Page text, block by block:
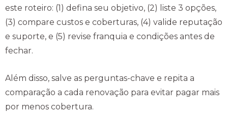
este roteiro: (1) defina seu objetivo, (2) liste 3 opções,
(3) compare custos e coberturas, (4) valide reputação
e suporte, e (5) revise franquia e condições antes de
fechar.
Além disso, salve as perguntas-chave e repita a
comparação a cada renovação para evitar pagar mais
por menos cobertura.